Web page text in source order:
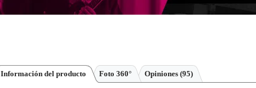
Información del producto Foto 360° Opiniones (95)